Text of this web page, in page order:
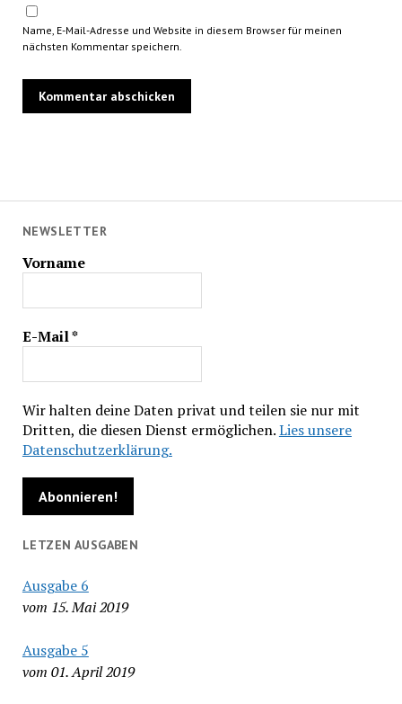
NEWSLETTER
Vorname
E-Mail*
Wir halten deine Daten privat und teilen sie nur mit
Dritten, die diesen Dienst ermöglichen.Lies unsere
Datenschutzerklärung.
LETZEN AUSGABEN
Ausgabe 6
vom 15. Mai 2019
Ausgabe 5
vom 01. April 2019
Name, E-Mail-Adresse und Website in diesem Browser für meinen
nächsten Kommentar speichern.